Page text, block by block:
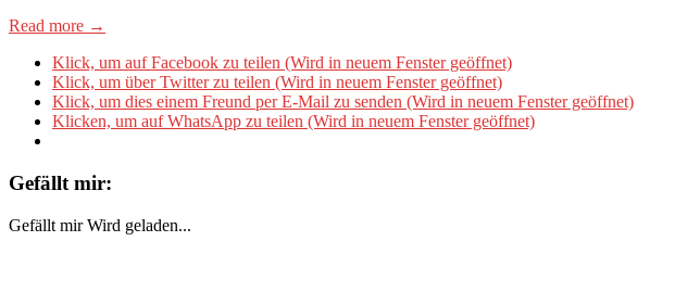
Read more →
Klick, um auf Facebook zu teilen (Wird in neuem Fenster geöffnet)
Klick, um über Twitter zu teilen (Wird in neuem Fenster geöffnet)
Klick, um dies einem Freund per E-Mail zu senden (Wird in neuem Fenster geöffnet)
Klicken, um auf WhatsApp zu teilen (Wird in neuem Fenster geöffnet)
Gefällt mir:
Gefällt mir Wird geladen...